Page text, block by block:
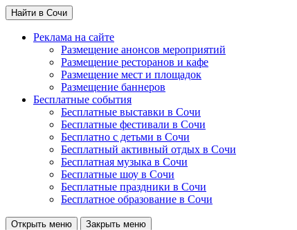
Найти в Сочи
Реклама на сайте
Размещение анонсов мероприятий
Размещение ресторанов и кафе
Размещение мест и площадок
Размещение баннеров
Бесплатные события
Бесплатные выставки в Сочи
Бесплатные фестивали в Сочи
Бесплатно с детьми в Сочи
Бесплатный активный отдых в Сочи
Бесплатная музыка в Сочи
Бесплатные шоу в Сочи
Бесплатные праздники в Сочи
Бесплатное образование в Сочи
Открыть меню Закрыть меню